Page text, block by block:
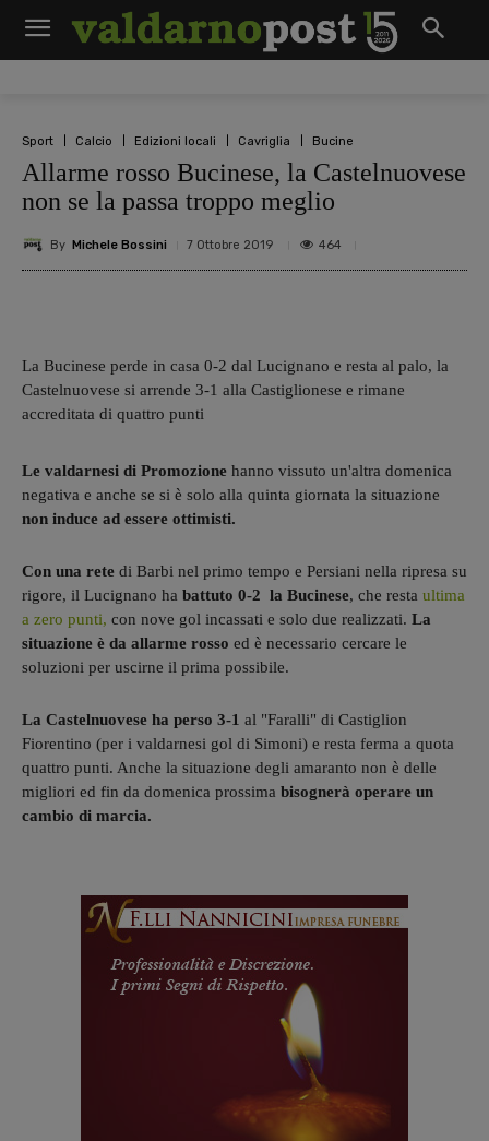
Sport Calcio Edizioni locali Cavriglia Bucine
Allarme rosso Bucinese, la Castelnuovese
non se la passa troppo meglio
By Michele Bossini 7 Ottobre 2019 464
La Bucinese perde in casa 0-2 dal Lucignano e resta al palo, la
Castelnuovese si arrende 3-1 alla Castiglionese e rimane
accreditata di quattro punti
Le valdarnesi di Promozione hanno vissuto un'altra domenica
negativa e anche se si è solo alla quinta giornata la situazione
non induce ad essere ottimisti.
Con una rete di Barbi nel primo tempo e Persiani nella ripresa su
rigore, il Lucignano ha battuto 0-2 la Bucinese, che resta ultima
a zero punti, con nove gol incassati e solo due realizzati. La
situazione è da allarme rosso ed è necessario cercare le
soluzioni per uscirne il prima possibile.
La Castelnuovese ha perso 3-1 al "Faralli" di Castiglion
Fiorentino (per i valdarnesi gol di Simoni) e resta ferma a quota
quattro punti. Anche la situazione degli amaranto non è delle
migliori ed fin da domenica prossima bisognerà operare un
cambio di marcia.